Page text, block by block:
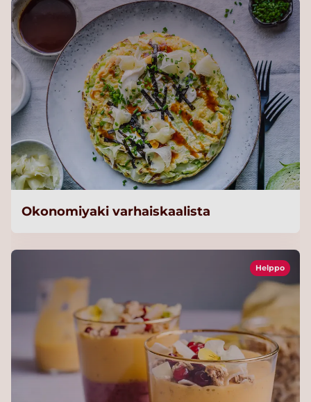
Okonomiyaki varhaiskaalista
Helppo